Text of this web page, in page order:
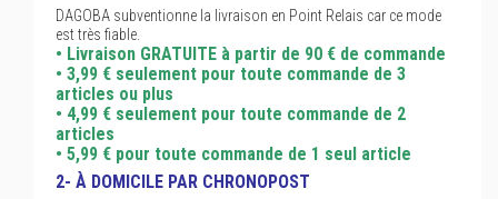
DAGOBA subventionne la livraison en Point Relais car ce mode
est très fiable.
• Livraison GRATUITE à partir de 90 € de commande
• 3,99 € seulement pour toute commande de 3
articles ou plus
• 4,99 € seulement pour toute commande de 2
articles
• 5,99 € pour toute commande de 1 seul article
2- À DOMICILE PAR CHRONOPOST